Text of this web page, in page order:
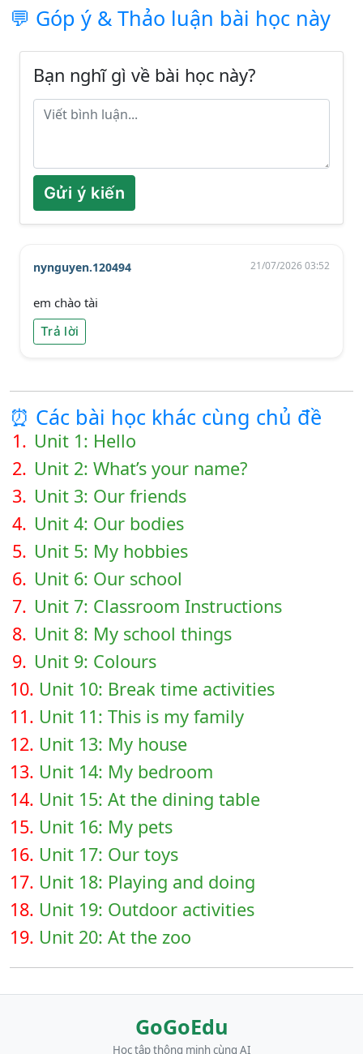
💬 Góp ý & Thảo luận bài học này
Bạn nghĩ gì về bài học này?
Gửi ý kiến
nynguyen.120494 21/07/2026 03:52
em chào tài
Trả lời
⏰ Các bài học khác cùng chủ đề
1. Unit 1: Hello
2. Unit 2: What’s your name?
3. Unit 3: Our friends
4. Unit 4: Our bodies
5. Unit 5: My hobbies
6. Unit 6: Our school
7. Unit 7: Classroom Instructions
8. Unit 8: My school things
9. Unit 9: Colours
10. Unit 10: Break time activities
11. Unit 11: This is my family
12. Unit 13: My house
13. Unit 14: My bedroom
14. Unit 15: At the dining table
15. Unit 16: My pets
16. Unit 17: Our toys
17. Unit 18: Playing and doing
18. Unit 19: Outdoor activities
19. Unit 20: At the zoo
GoGoEdu
Học tập thông minh cùng AI